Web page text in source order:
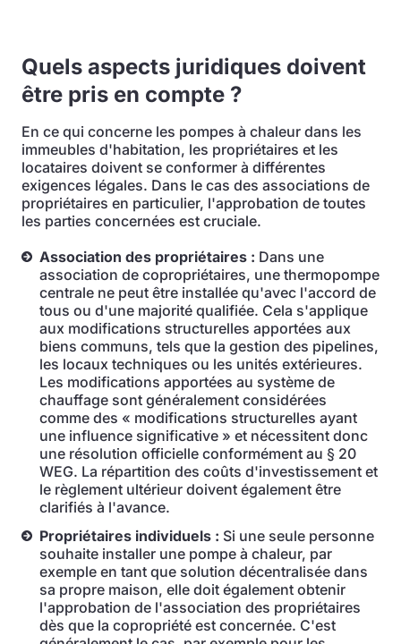
Quels aspects juridiques doivent
être pris en compte ?
En ce qui concerne les pompes à chaleur dans les
immeubles d'habitation, les propriétaires et les
locataires doivent se conformer à différentes
exigences légales. Dans le cas des associations de
propriétaires en particulier, l'approbation de toutes
les parties concernées est cruciale.
Association des propriétaires : Dans une
association de copropriétaires, une thermopompe
centrale ne peut être installée qu'avec l'accord de
tous ou d'une majorité qualifiée. Cela s'applique
aux modifications structurelles apportées aux
biens communs, tels que la gestion des pipelines,
les locaux techniques ou les unités extérieures.
Les modifications apportées au système de
chauffage sont généralement considérées
comme des « modifications structurelles ayant
une influence significative » et nécessitent donc
une résolution officielle conformément au § 20
WEG. La répartition des coûts d'investissement et
le règlement ultérieur doivent également être
clarifiés à l'avance.
Propriétaires individuels : Si une seule personne
souhaite installer une pompe à chaleur, par
exemple en tant que solution décentralisée dans
sa propre maison, elle doit également obtenir
l'approbation de l'association des propriétaires
dès que la copropriété est concernée. C'est